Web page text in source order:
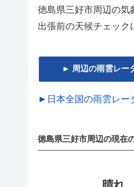
徳島県三好市周辺の気
出張前の天候チェック
► 周辺の雨雲レー
►日本全国の雨雲レー
徳島県三好市周辺の現在